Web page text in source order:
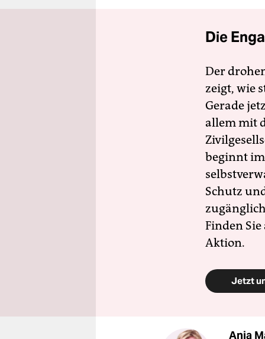
Die
Der
zeigt, wie
Gerade
allem mit
beginnt
Schutz
Finden
Aktion.
Jetzt
Anja